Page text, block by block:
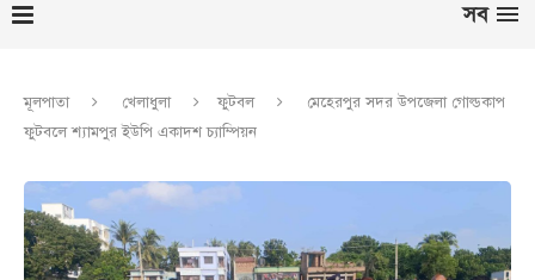
সব
মূলপাতা খেলাধুলা ফুটবল
মেহেরপুর সদর উপজেলা গোল্ডকাপ
ফুটবলে শ্যামপুর ইউপি একাদশ চ্যাম্পিয়ন